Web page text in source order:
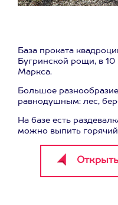
База проката
Бугринской рощи, в
Маркса.
Большое
равнодушным: лес,
На базе есть
можно выпить